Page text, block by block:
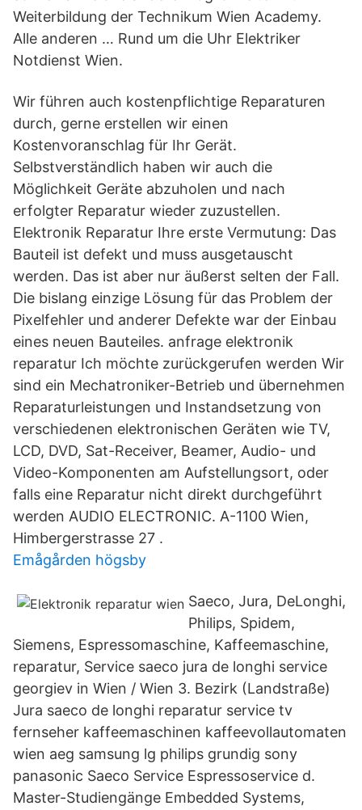
Weiterbildung der Technikum Wien Academy.
Alle anderen … Rund um die Uhr Elektriker
Notdienst Wien.
Wir führen auch kostenpflichtige Reparaturen
durch, gerne erstellen wir einen
Kostenvoranschlag für Ihr Gerät.
Selbstverständlich haben wir auch die
Möglichkeit Geräte abzuholen und nach
erfolgter Reparatur wieder zuzustellen.
Elektronik Reparatur Ihre erste Vermutung: Das
Bauteil ist defekt und muss ausgetauscht
werden. Das ist aber nur äußerst selten der Fall.
Die bislang einzige Lösung für das Problem der
Pixelfehler und anderer Defekte war der Einbau
eines neuen Bauteiles. anfrage elektronik
reparatur Ich möchte zurückgerufen werden Wir
sind ein Mechatroniker-Betrieb und übernehmen
Reparaturleistungen und Instandsetzung von
verschiedenen elektronischen Geräten wie TV,
LCD, DVD, Sat-Receiver, Beamer, Audio- und
Video-Komponenten am Aufstellungsort, oder
falls eine Reparatur nicht direkt durchgeführt
werden AUDIO ELECTRONIC. A-1100 Wien,
Himbergerstrasse 27 .
Emågården högsby
Saeco, Jura, DeLonghi,
Philips, Spidem,
Siemens, Espressomaschine, Kaffeemaschine,
reparatur, Service saeco jura de longhi service
georgiev in Wien / Wien 3. Bezirk (Landstraße)
Jura saeco de longhi reparatur service tv
fernseher kaffeemaschinen kaffeevollautomaten
wien aeg samsung lg philips grundig sony
panasonic Saeco Service Espressoservice d.
Master-Studiengänge Embedded Systems,